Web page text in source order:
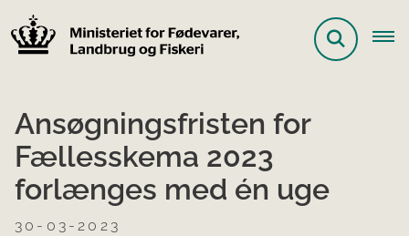
Ansøgningsfristen for
Fællesskema 2023
forlænges med én uge
30-03-2023